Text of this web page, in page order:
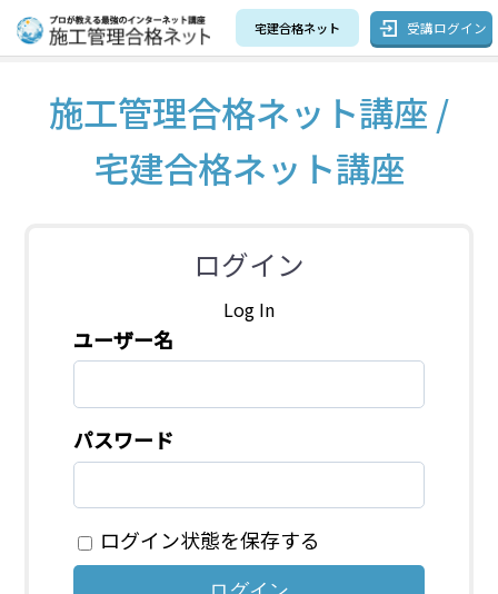
宅建合格ネット 受講ログイン
施工管理合格ネット講座 /
宅建合格ネット講座
ログイン
Log In
ユーザー名
パスワード
ログイン状態を保存する